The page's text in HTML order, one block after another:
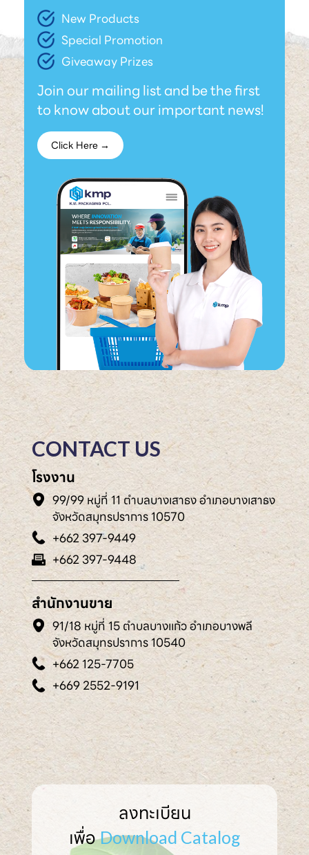
New Products
Special Promotion
Giveaway Prizes
Join our mailing list and be the first
to know about our important news!
Click Here →
CONTACT US
โรงงาน
99/99 หมู่ที่ 11 ตำบลบางเสาธง อำเภอบางเสาธง
จังหวัดสมุทรปราการ 10570
+662 397-9449
+662 397-9448
สำนักงานขาย
91/18 หมู่ที่ 15 ตำบลบางแก้ว อำเภอบางพลี
จังหวัดสมุทรปราการ 10540
+662 125-7705
+669 2552-9191
ลงทะเบียน
เพื่อ Download Catalog